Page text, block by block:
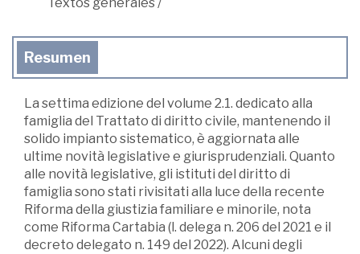
Resumen
La settima edizione del volume 2.1. dedicato alla
famiglia del Trattato di diritto civile, mantenendo il
solido impianto sistematico, è aggiornata alle
ultime novità legislative e giurisprudenziali. Quanto
alle novità legislative, gli istituti del diritto di
famiglia sono stati rivisitati alla luce della recente
Riforma della giustizia familiare e minorile, nota
come Riforma Cartabia (l. delega n. 206 del 2021 e il
decreto delegato n. 149 del 2022). Alcuni degli